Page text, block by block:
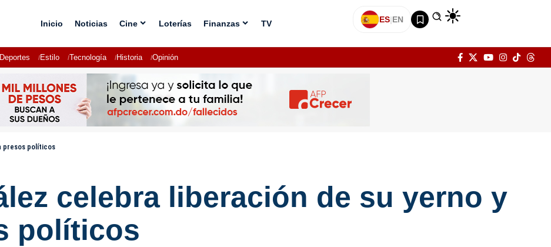
Inicio Noticias Cine Loterías Finanzas TV ES|EN
Deportes Estilo Tecnología Historia Opinión
presos políticos
celebra liberación de su yerno y
políticos